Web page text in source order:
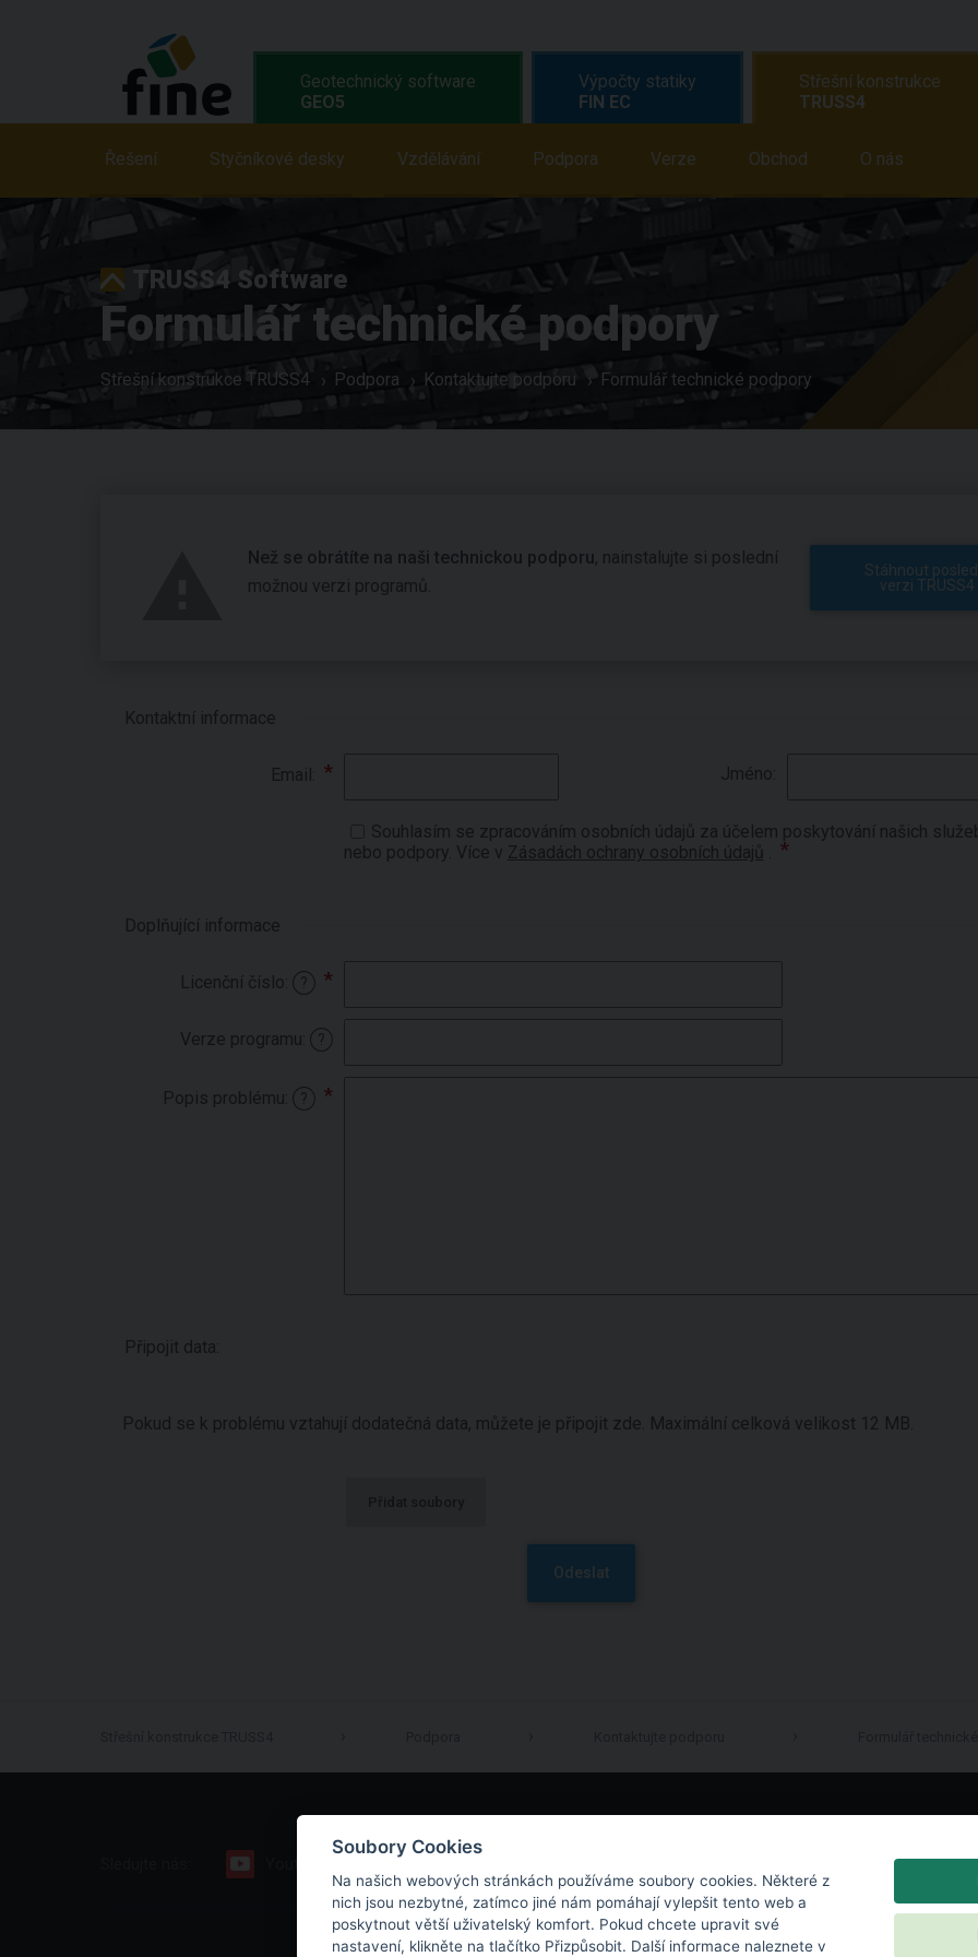
Geotechnický software
GEO5
Řešení Vlastnosti Programy Vzdělávání Podpora Novinky Obchod
Výpočty statiky
FIN EC
Střešní konstrukce
TRUSS4
Řešení Styčníkové desky Vzdělávání Podpora Verze Obchod O nás
TRUSS4 Software
Formulář technické podpory
Střešní konstrukce TRUSS4 Podpora Kontaktujte podporu Formulář technické podpory
Než se obrátíte na naši technickou podporu, nainstalujte si poslední
možnou verzi programů.
Stáhnout
verzi TRUSS4
Kontaktní informace
Email: Jméno:
Souhlasím se zpracováním osobních údajů za účelem poskytování našich
nebo podpory. Více v Zásadách ochrany osobních údajů
Doplňující informace
Licenční číslo: ?
Verze programu: ?
Popis problému: ?
Připojit data:
Pokud se k problému vztahují dodatečná data, můžete je připojit zde. Maximální celková velikost 12 MB.
Odeslat
Soubory Cookies
Na našich webových stránkách používáme soubory cookies. Některé z
nich jsou nezbytné, zatímco jiné nám pomáhají vylepšit tento web a
poskytnout větší uživatelský komfort. Pokud chcete upravit své
nastavení, klikněte na tlačítko Přizpůsobit. Další informace naleznete v